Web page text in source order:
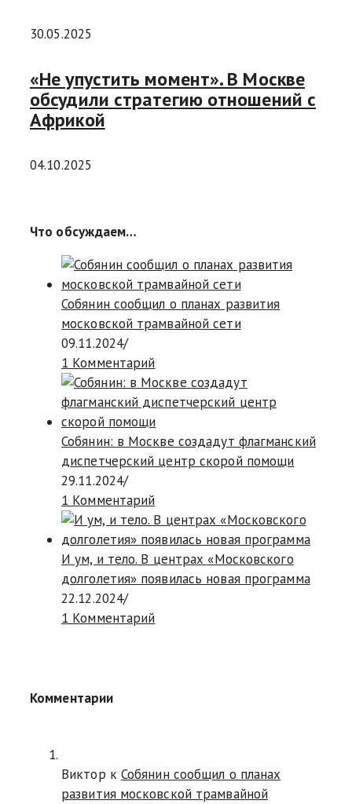
30.05.2025
«Не упустить момент». В Москве
обсудили стратегию отношений с
Африкой
04.10.2025
Что обсуждаем…
Собянин сообщил о планах развития
московской трамвайной сети
09.11.2024/
1 Комментарий
Собянин: в Москве создадут флагманский
диспетчерский центр скорой помощи
29.11.2024/
1 Комментарий
И ум, и тело. В центрах «Московского
долголетия» появилась новая программа
22.12.2024/
1 Комментарий
Комментарии
Виктор к Собянин сообщил о планах
развития московской трамвайной